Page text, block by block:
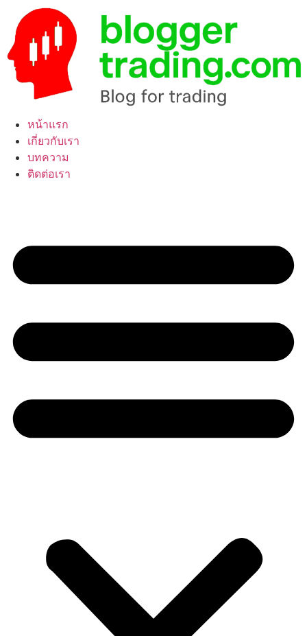
content
หน้าแรก
เกี่ยวกับเรา
บทความ
ติดต่อเรา